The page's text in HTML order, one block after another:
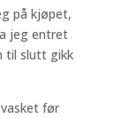
på kjøpet,
jeg entret
til slutt gikk
før